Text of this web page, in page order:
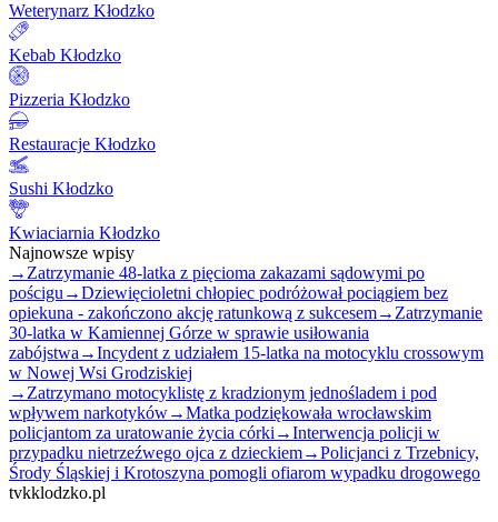
Weterynarz Kłodzko
Kebab Kłodzko
Pizzeria Kłodzko
Restauracje Kłodzko
Sushi Kłodzko
Kwiaciarnia Kłodzko
Najnowsze wpisy
→ Zatrzymanie 48-latka z pięcioma zakazami sądowymi po
pościgu →Dziewięcioletni chłopiec podróżował pociągiem bez
opiekuna - zakończono akcję ratunkową z sukcesem→ Zatrzymanie
30-latka w Kamiennej Górze w sprawie usiłowania
zabójstwa →Incydent z udziałem 15-latka na motocyklu crossowym
w Nowej Wsi Grodziskiej
→ Zatrzymano motocyklistę z kradzionym jednośladem i pod
wpływem narkotyków→Matka podziękowała wrocławskim
policjantom za uratowanie życia córki →Interwencja policji w
przypadku nietrzeźwego ojca z dzieckiem→Policjanci z Trzebnicy,
Środy Śląskiej i Krotoszyna pomogli ofiarom wypadku drogowego
tvkklodzko.pl